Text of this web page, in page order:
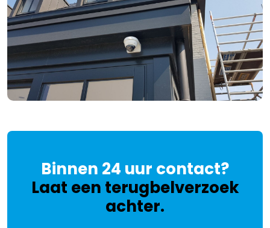
Binnen 24 uur contact?
Laat een terugbelverzoek
achter.